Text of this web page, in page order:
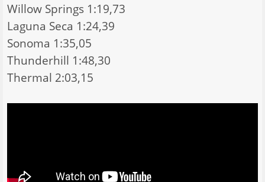
Willow Springs 1:19,73
Laguna Seca 1:24,39
Sonoma 1:35,05
Thunderhill 1:48,30
Thermal 2:03,15